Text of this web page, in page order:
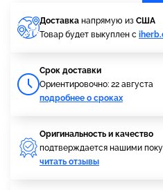
Доставка напрямую из США
Товар будет выкуплен с
Cрок доставки
Ориентировочно: 22 августа
подробнее о сроках
Оригинальность и качество
подтверждается нашими
читать отзывы